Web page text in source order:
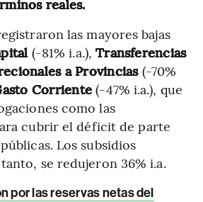
reales.
las mayores bajas
(-81% i.a.),Transferencias
a Provincias(-70%
Corriente(-47% i.a.), que
como las
cubrir el déficit de parte
Los subsidios
se redujeron 36% i.a.
por las reservas netas del